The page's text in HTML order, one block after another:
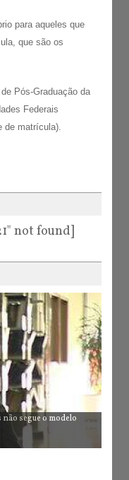
para aqueles que
que são os
Pós-Graduação da
Federais
de matrícula).
not found]
segue o modelo